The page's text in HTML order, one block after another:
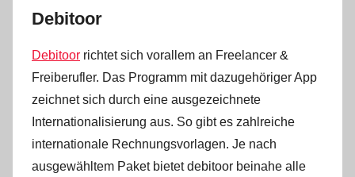
Debitoor
Debitoor richtet sich vorallem an Freelancer &
Freiberufler. Das Programm mit dazugehöriger App
zeichnet sich durch eine ausgezeichnete
Internationalisierung aus. So gibt es zahlreiche
internationale Rechnungsvorlagen. Je nach
ausgewähltem Paket bietet debitoor beinahe alle